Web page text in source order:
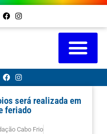
será realizada em
feriado
Cabo Frio